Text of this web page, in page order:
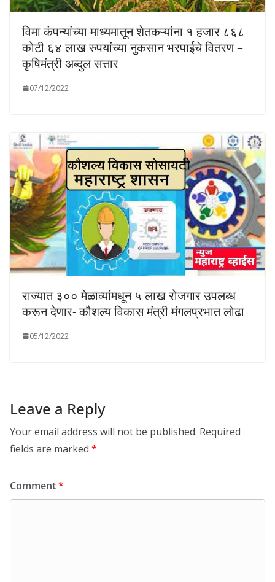
विमा कंपन्यांच्या माध्यमातून शेतकऱ्यांना १ हजार ८६८
कोटी ६४ लाख रुपयांच्या नुकसान भरपाईचे वितरण –
कृषिमंत्री अब्दुल सत्तार
07/12/2022
राज्यात ३०० मेळाव्यांमधून ५ लाख रोजगार उपलब्ध
करून देणार- कौशल्य विकास मंत्री मंगलप्रभात लोढा
05/12/2022
Leave a Reply
Your email address will not be published. Required
fields are marked *
Comment*